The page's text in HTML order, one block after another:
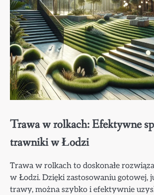
Trawa w rolkach: Efektywne
trawniki w Łodzi
Trawa w rolkach to doskonałe
w Łodzi. Dzięki zastosowaniu gotowej,
trawy, można szybko i efektywnie